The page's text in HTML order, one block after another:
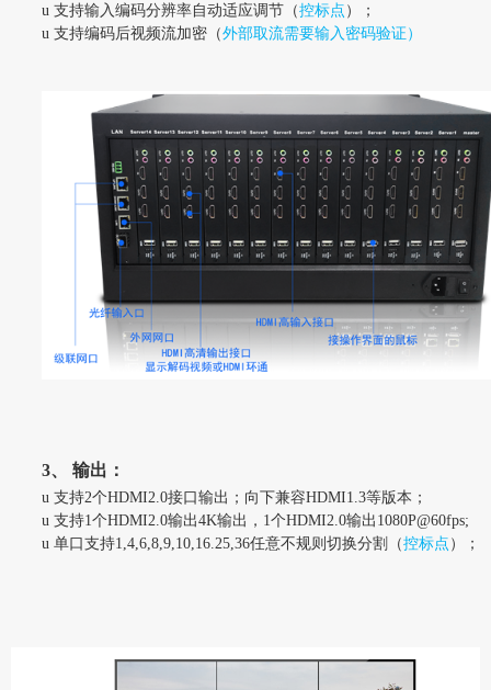
u 支持输入编码分辨率自动适应调节（控标点 ）；
u 支持编码后视频流加密（外部取流需要输入密码验证）
3、 输出：
u 支持2个HDMI2.0接口输出；向下兼容HDMI1.3等版本；
u 支持1个HDMI2.0输出4K输出， 1个HDMI2.0输出1080P@60fps;
u 单口支持1,4,6,8,9,10,16.25,36任意不规则切换分割（控标点 ）；